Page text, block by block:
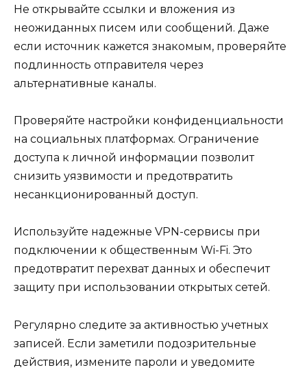
Не открывайте ссылки и вложения из
неожиданных писем или сообщений. Даже
если источник кажется знакомым, проверяйте
подлинность отправителя через
альтернативные каналы.
Проверяйте настройки конфиденциальности
на социальных платформах. Ограничение
доступа к личной информации позволит
снизить уязвимости и предотвратить
несанкционированный доступ.
Используйте надежные VPN-сервисы при
подключении к общественным Wi-Fi. Это
предотвратит перехват данных и обеспечит
защиту при использовании открытых сетей.
Регулярно следите за активностью учетных
записей. Если заметили подозрительные
действия, измените пароли и уведомите